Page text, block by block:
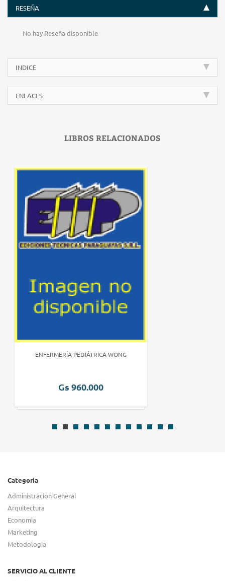
RESEÑA
No hay Reseña disponible
INDICE
ENLACES
LIBROS RELACIONADOS
ENFERMERÍA PEDIÁTRICA WONG
Gs 960.000
Categoria
Administracion General
Arquitectura
Economia
Marketing
Metodologia
SERVICIO AL CLIENTE